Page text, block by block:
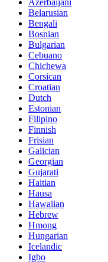
Belarusian
Bengali
Bosnian
Bulgarian
Cebuano
Chichewa
Corsican
Croatian
Dutch
Estonian
Filipino
Finnish
Frisian
Galician
Georgian
Gujarati
Haitian
Hausa
Hawaiian
Hebrew
Hmong
Hungarian
Icelandic
Igbo